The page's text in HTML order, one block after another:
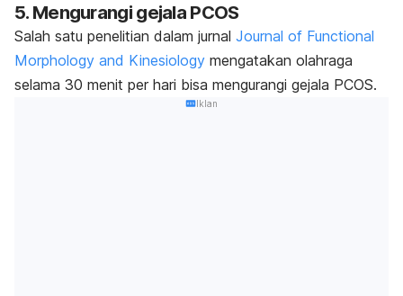
5. Mengurangi gejala PCOS
Salah satu penelitian dalam jurnal Journal of Functional
Morphology and Kinesiology mengatakan olahraga
selama 30 menit per hari bisa mengurangi gejala PCOS.
Iklan